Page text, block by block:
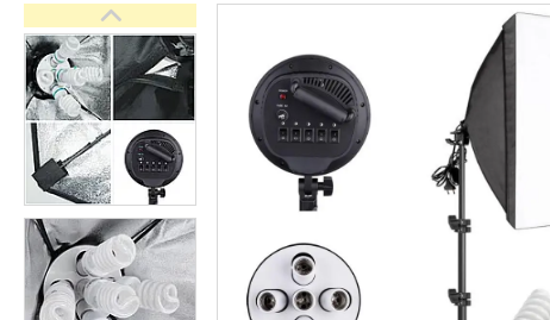
Студійні парасольки
Студійне світло
Лампи для постійного та
імпульсного світла
Набори постійного світла для
фото і відео
Набори імпульсного світла
Фото відбивачі, тримачі для
відбивачів
Поворотні столики